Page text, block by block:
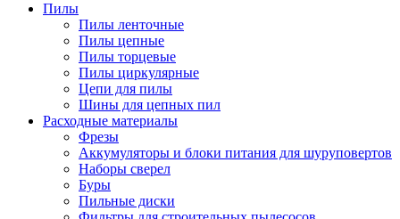
Пилы
Пилы ленточные
Пилы цепные
Пилы торцевые
Пилы циркулярные
Цепи для пилы
Шины для цепных пил
Расходные материалы
Фрезы
Аккумуляторы и блоки питания для шуруповертов
Наборы сверел
Буры
Пильные диски